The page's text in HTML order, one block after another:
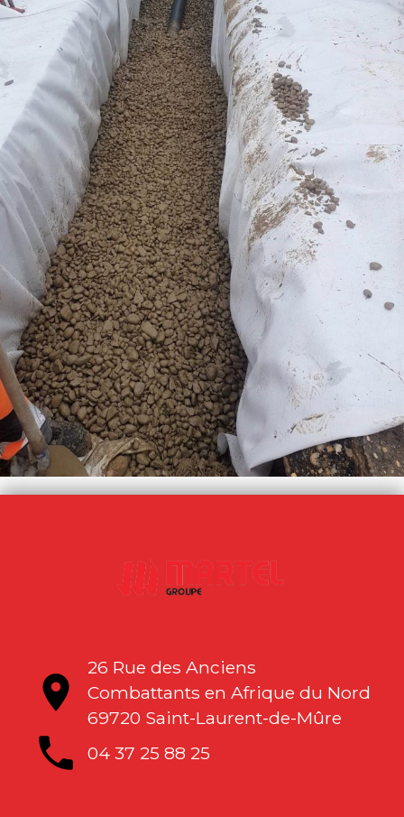
location_on
26 Rue des Anciens
Combattants en Afrique du Nord
69720 Saint-Laurent-de-Mûre
local_phone 04 37 25 88 25